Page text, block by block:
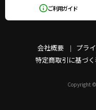
会社概要 プラ
特定商取引に基づ
ご利用ガイド
Copyright ©